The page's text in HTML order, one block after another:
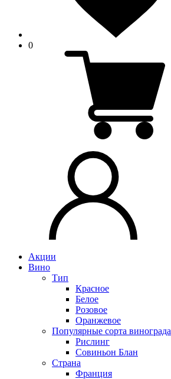
0
Акции
Вино
Тип
Красное
Белое
Розовое
Оранжевое
Популярные сорта винограда
Рислинг
Совиньон Блан
Страна
Франция